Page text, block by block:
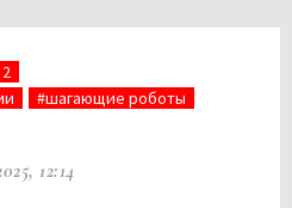
#шагающие роботы
12:14